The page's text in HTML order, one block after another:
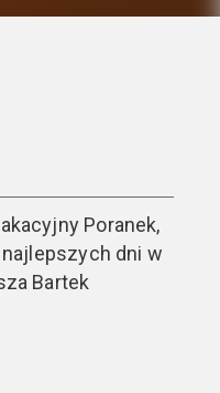
Poranek,
dni w
Bartek